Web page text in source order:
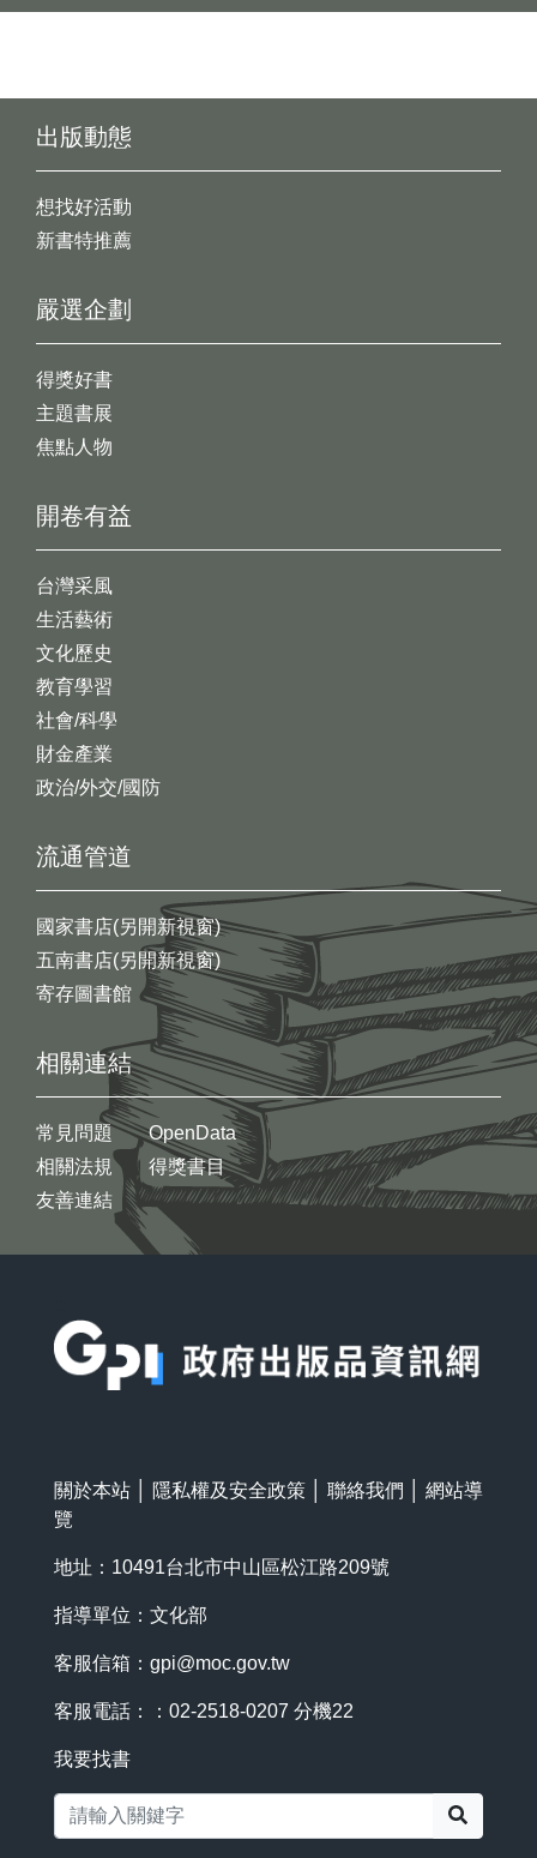
出版動態
想找好活動
新書特推薦
開卷有益
台灣采風
生活藝術
文化歷史
教育學習
社會/科學
財金產業
政治/外交/國防
嚴選企劃
得獎好書
主題書展
焦點人物
流通管道
國家書店(另開新視窗)
五南書店(另開新視窗)
寄存圖書館
相關連結
常見問題
相關法規
友善連結
OpenData
得獎書目
關於本站 隱私權及安全政策 聯絡我們
網站導
覽
地址：10491台北市中山區松江路209號
指導單位：文化部
客服信箱： gpi@moc.gov.tw
客服電話：：02-2518-0207 分機22
我要找書